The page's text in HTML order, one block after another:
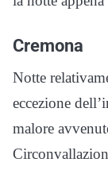
Cremona
Notte
eccezione
malore